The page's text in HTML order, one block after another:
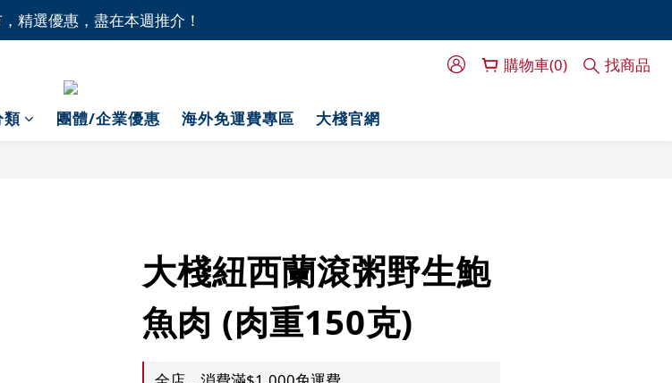
買滿HK$1,000即享本地免費送貨上門服務！
精選優惠，盡在本週推介！
購物車(0) 找商品
類 團體/企業優惠 海外免運費專區 大棧官網
大棧紐西蘭滾粥野生鮑
魚肉 (肉重150克)